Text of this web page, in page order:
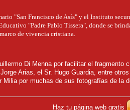
"San Francisco de Asís" y el Instituto
"Padre Pablo Tissera", donde se
de vivencia cristiana.
Di Menna por facilitar el fragmento
Arias, el Sr. Hugo Guardia, entre
Milia por muchas de sus fotografías de la
Haz tu página web gratis